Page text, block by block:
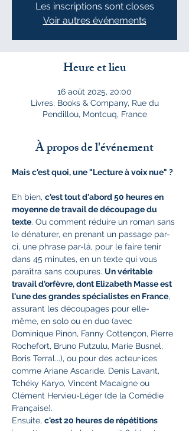
Les inscriptions sont closes
Voir autres événements
Heure et lieu
16 août 2025, 20:00
Livres, Books & Company, Rue du
Pendillou, Montcuq, France
À propos de l'événement
Mais c'est quoi, une "Lecture à voix nue" ?
Eh bien, c'est tout d'abord 50 heures en
moyenne de travail de découpage du
texte. Ou comment réduire un roman sans
le dénaturer, en prenant un passage par-
ci, une phrase par-là, pour le faire tenir
dans 45 minutes, en un texte qui vous
paraîtra sans coupures. Un véritable
travail d'orfèvre, dont Elizabeth Masse est
l'une des grandes spécialistes en France,
assurant les découpages pour elle-
même, en solo ou en duo (avec
Dominique Pinon, Fanny Cottençon, Pierre
Rochefort, Bruno Putzulu, Marie Busnel,
Boris Terral...), ou pour des acteur·ices
comme Ariane Ascaride, Denis Lavant,
Tchéky Karyo, Vincent Macaigne ou
Clément Hervieu-Léger (de la Comédie
Française).
Ensuite, c'est 20 heures de répétitions